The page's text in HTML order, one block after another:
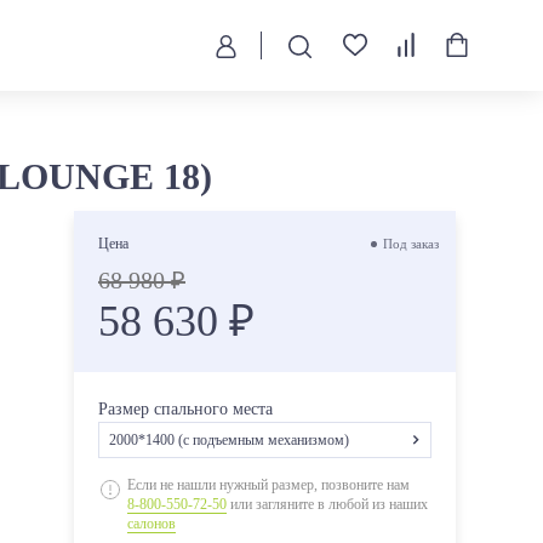
18)
Цена Под заказ
68 980 ₽
58 630 ₽
Размер спального места
2000*1400 (с подъемным механизмом)
2000*1200 (без подъемного механизма)
2000*1200 (с подъемным механизмом)
Если не нашли нужный размер, позвоните нам
8-800-550-72-50 или загляните в любой из наших
салонов